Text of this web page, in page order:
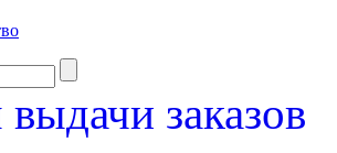
заказов